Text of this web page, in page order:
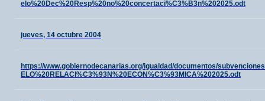
elo%20Dec%20Resp%20no%20concertaci%C3%B3n%202025.odt
jueves, 14 octubre 2004
https://www.gobiernodecanarias.org/igualdad/documentos/
ELO%20RELACI%C3%93N%20ECON%C3%93MICA%202025.odt